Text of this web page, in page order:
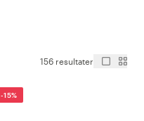
156 resultater
-15%